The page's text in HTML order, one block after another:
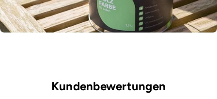
Kundenbewertungen